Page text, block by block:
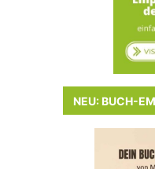
NEU: BUCH-